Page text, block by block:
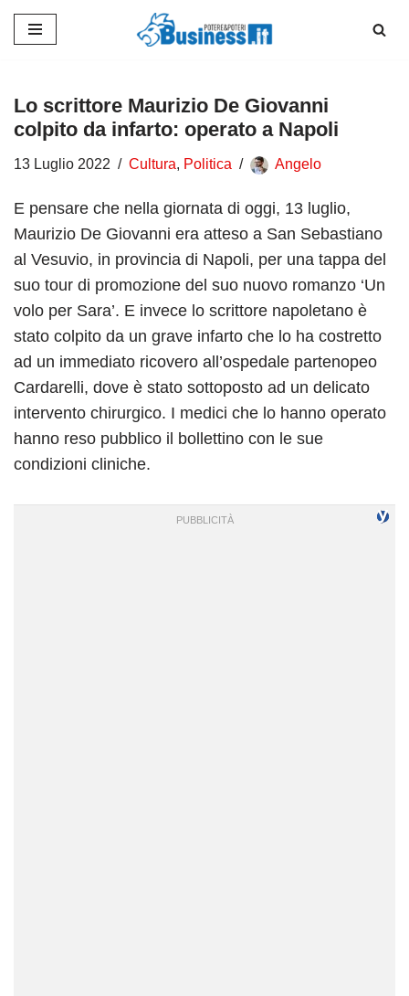
contenuto
Lo scrittore Maurizio De Giovanni
colpito da infarto: operato a Napoli
13 Luglio 2022 Cultura, Politica Angelo
E pensare che nella giornata di oggi, 13 luglio,
Maurizio De Giovanni era atteso a San Sebastiano
al Vesuvio, in provincia di Napoli, per una tappa del
suo tour di promozione del suo nuovo romanzo ‘Un
volo per Sara’. E invece lo scrittore napoletano è
stato colpito da un grave infarto che lo ha costretto
ad un immediato ricovero all’ospedale partenopeo
Cardarelli, dove è stato sottoposto ad un delicato
intervento chirurgico. I medici che lo hanno operato
hanno reso pubblico il bollettino con le sue
condizioni cliniche.